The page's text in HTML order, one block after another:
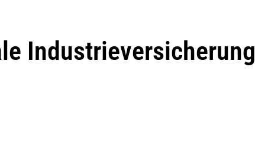
Industrieversicherung